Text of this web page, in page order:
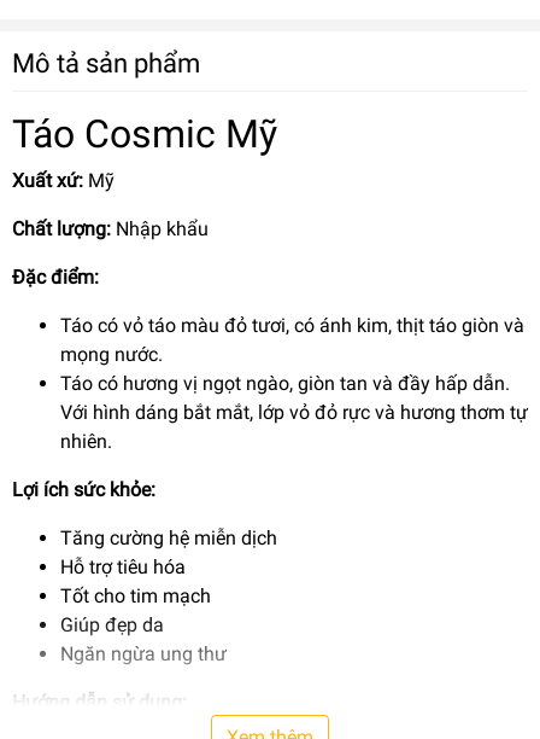
Mô tả sản phẩm
Táo Cosmic Mỹ
Xuất xứ: Mỹ
Chất lượng: Nhập khẩu
Đặc điểm:
Táo có vỏ táo màu đỏ tươi, có ánh kim, thịt táo giòn và
mọng nước.
Táo có hương vị ngọt ngào, giòn tan và đầy hấp dẫn.
Với hình dáng bắt mắt, lớp vỏ đỏ rực và hương thơm tự
nhiên.
Lợi ích sức khỏe:
Tăng cường hệ miễn dịch
Hỗ trợ tiêu hóa
Tốt cho tim mạch
Giúp đẹp da
Ngăn ngừa ung thư
Hướng dẫn sử dụng: